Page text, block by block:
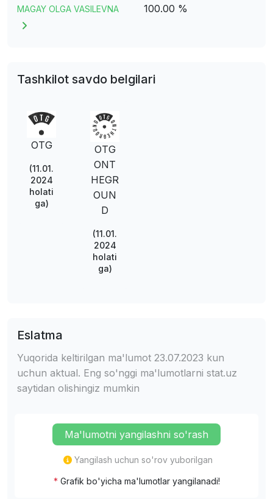
MAGAY OLGA VASILEVNA 100.00 %
Tashkilot savdo belgilari
OTG
(11.01.
2024
holati
ga)
OTG
ONT
HEGR
OUN
D
(11.01.
2024
holati
ga)
Eslatma
Yuqorida keltirilgan ma'lumot 23.07.2023 kun
uchun aktual. Eng so'nggi ma'lumotlarni stat.uz
saytidan olishingiz mumkin
Ma'lumotni yangilashni so'rash
Yangilash uchun so'rov yuborilgan
* Grafik bo'yicha ma'lumotlar yangilanadi!